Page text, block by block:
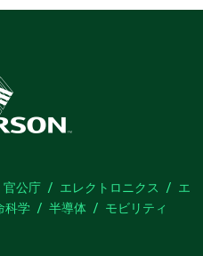
公庁 エレクトロニクス
エ
科学 半導体 モビリティ